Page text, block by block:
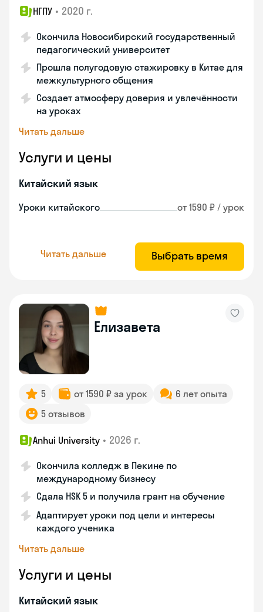
НГПУ • 2020 г.
Окончила Новосибирский государственный
педагогический университет
Прошла полугодовую стажировку в Китае для
межкультурного общения
Создает атмосферу доверия и увлечённости
на уроках
Читать дальше
Услуги и цены
Китайский язык
Уроки китайского от 1590 ₽ / урок
Читать дальше Выбрать время
Елизавета
5 от 1590 ₽ за урок
6 лет опыта
5 отзывов
Anhui University • 2026 г.
Окончила колледж в Пекине по
международному бизнесу
Сдала HSK 5 и получила грант на обучение
Адаптирует уроки под цели и интересы
каждого ученика
Читать дальше
Услуги и цены
Китайский язык